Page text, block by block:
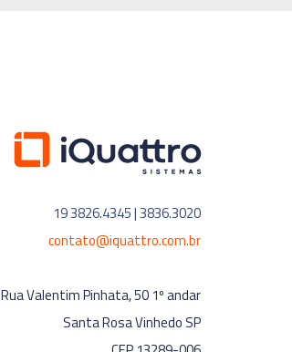
19 3826.4345 | 3836.3020
contato@iquattro.com.br
Rua Valentim Pinhata, 50 1º andar
Santa Rosa Vinhedo SP